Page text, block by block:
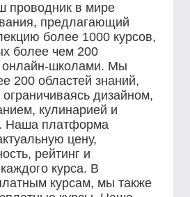
проводник в мире
предлагающий
более 1000 курсов,
более чем 200
школами. Мы
200 областей знаний,
дизайном,
кулинарией и
Наша платформа
цену,
рейтинг и
курса. В
курсам, мы также